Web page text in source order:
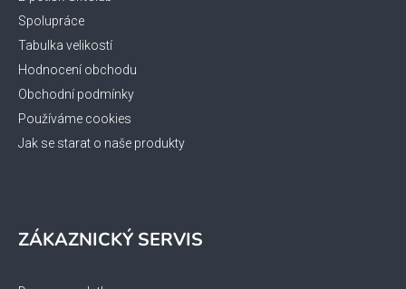
Spolupráce
Tabulka velikostí
Hodnocení obchodu
Obchodní podmínky
Používáme cookies
Jak se starat o naše produkty
ZÁKAZNICKÝ SERVIS